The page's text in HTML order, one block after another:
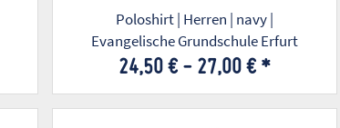
Poloshirt | Herren | navy |
Evangelische Grundschule Erfurt
24,50 € - 27,00 € *